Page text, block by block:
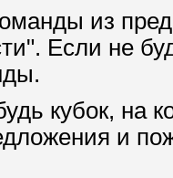
из
Если не
кубок, на
и